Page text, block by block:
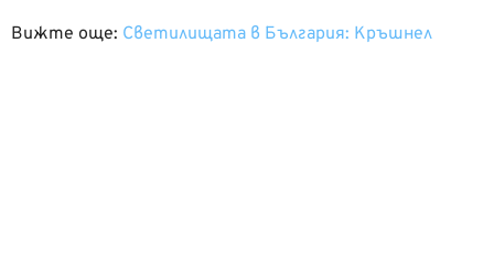
Вижте още: Светилищата в България: Кръшнел